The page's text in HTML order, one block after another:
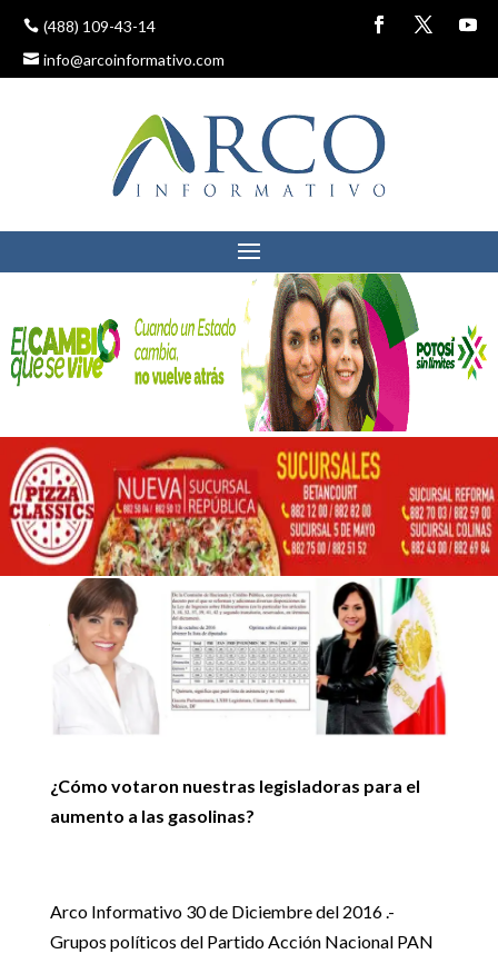
(488) 109-43-14
info@arcoinformativo.com
Inicio 5 Noticias locales 5
Ruth Tiscareño y Sonia Mendoza Votaron a favor del aumento
de las gasolinas
RUTH TISCAREÑO Y
SONIA MENDOZA
VOTARON A FAVOR DEL
AUMENTO DE LAS
GASOLINAS
Noticias locales
30 diciembre, 2016
¿Cómo votaron nuestras legisladoras para el
aumento a las gasolinas?
Arco Informativo 30 de Diciembre del 2016 .-
Grupos políticos del Partido Acción Nacional PAN